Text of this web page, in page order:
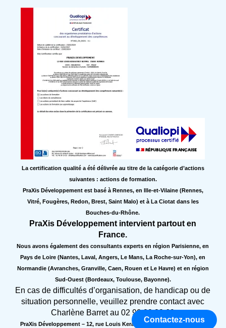
La certification qualité a été délivrée au titre de la catégorie d’actions
suivantes : actions de formation.
PraXis Développement est basé à Rennes, en Ille-et-Vilaine (Rennes,
Vitré, Fougères, Redon, Brest, Saint Malo) et à La Ciotat dans les
Bouches-du-Rhône.
PraXis Développement intervient partout en
France.
Nous avons également des consultants experts en région Parisienne, en
Pays de Loire (Nantes, Laval, Angers, Le Mans, La Roche-sur-Yon), en
Normandie (Avranches, Granville, Caen, Rouen et Le Havre) et en région
Sud-Ouest (Bordeaux, Toulouse, Bayonne).
En cas de difficultés d’organisation, de handicap ou de
situation personnelle, veuillez prendre contact avec
Charlène Barret au 02 99 22 32 69
PraXis Développement – 12, rue Louis Kerautret Botmel 35000 Rennes
Contactez-nous